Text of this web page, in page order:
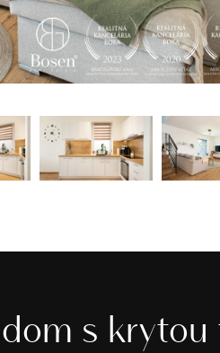
s krytou